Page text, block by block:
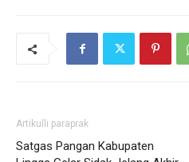
Artikulli paraprak
Satgas Pangan Kabupaten